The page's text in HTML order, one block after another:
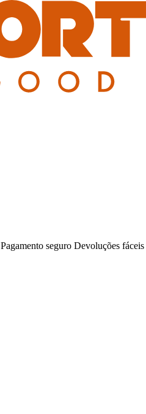
Pagamento seguro Devoluções fáceis